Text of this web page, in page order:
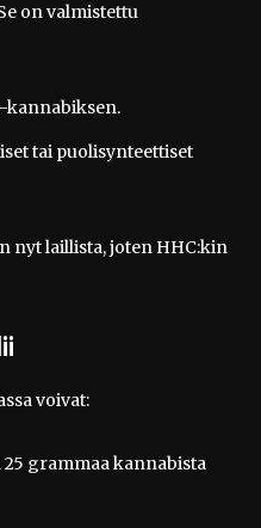
on valmistettu
kannabiksen.
tai puolisynteettiset
nyt laillista, joten HHC:kin
voivat:
grammaa kannabista